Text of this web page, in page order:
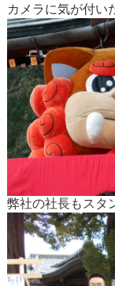
カメラに気が付い
弊社の社長もスタ